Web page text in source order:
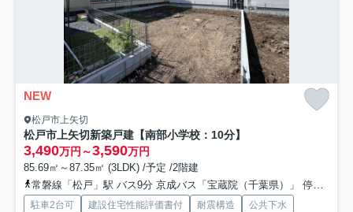
NEW
松戸市上矢切
松戸市上矢切新築戸建【南部小学校：10分】
3,490万円～3,590万円
85.69㎡～87.35㎡ (3LDK) /予定 /2階建
常磐線「松戸」駅 バス9分 京成バス「宝蔵院（千葉県）」 停歩3分
駐車2台可 建設住宅性能評価書付 耐震構造
公共下水